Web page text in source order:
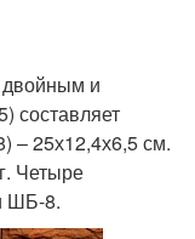
двойным и
составляет
– 25х12,4х6,5 см.
Четыре
ШБ-8.